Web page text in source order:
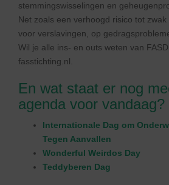
stemmingswisselingen en
Net zoals een verhoogd risico tot zwak
voor verslavingen, op
Wil je alle ins- en outs weten van
fasstichting.nl.
En wat staat er nog
agenda voor vandaag?
Internationale Dag om
Tegen Aanvallen
Wonderful Weirdos Day
Teddyberen Dag